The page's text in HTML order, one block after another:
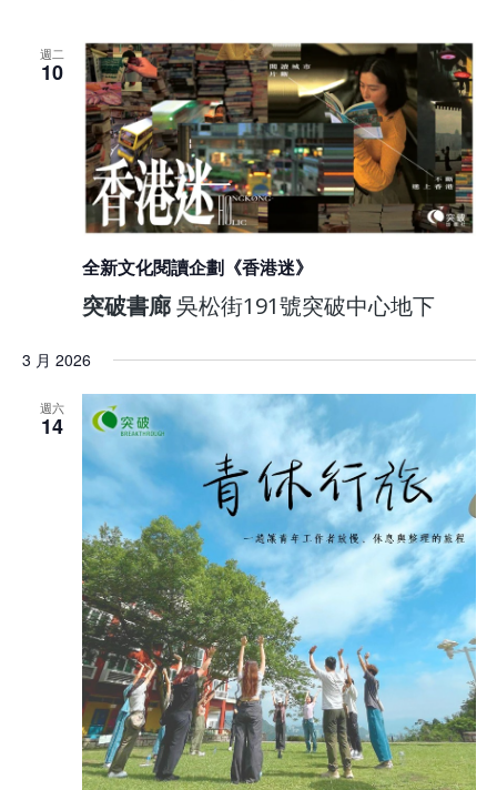
週二
10
全新文化閱讀企劃《香港迷》
突破書廊吳松街191號突破中心地下
3 月 2026
週六
14